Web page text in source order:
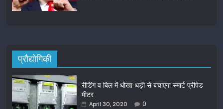
प्रौद्योगिकी
रीडिंग व बिल में धोखा-धड़ी से बचाएगा स्मार्ट प्रीपेड
मीटर
April 30, 2020 0